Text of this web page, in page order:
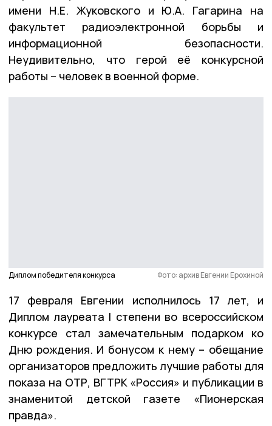
имени Н.Е. Жуковского и Ю.А. Гагарина на
факультет радиоэлектронной борьбы и
информационной безопасности.
Неудивительно, что герой её конкурсной
работы – человек в военной форме.
Диплом победителя конкурса Фото: архив Евгении Ерохиной
17 февраля Евгении исполнилось 17 лет, и
Диплом лауреата I степени во всероссийском
конкурсе стал замечательным подарком ко
Дню рождения. И бонусом к нему – обещание
организаторов предложить лучшие работы для
показа на ОТР, ВГТРК «Россия» и публикации в
знаменитой детской газете «Пионерская
правда».